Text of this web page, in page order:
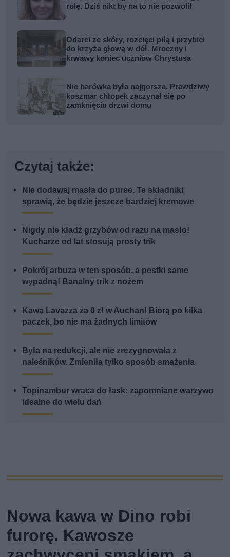
rolę. Dziś nikt by na to nie pozwolił
Odarci ze skóry, rozcięci piłą i przybici
do krzyża głową w dół. Mroczny i
krwawy koniec uczniów Chrystusa
Nie harówka była najgorsza. Prawdziwy
koszmar chłopek zaczynał się po
zamknięciu drzwi domu
Czytaj także:
Nie dodawaj masła do puree. Te składniki
sprawią, że będzie jeszcze bardziej kremowe
Nigdy nie kładź grzybów od razu na masło!
Kucharze od lat stosują prosty trik
Pokrój arbuza w ten sposób, a pestki same
wypadną! Banalny trik z nożem
Kawa Lavazza za 0 zł w Auchan! Biorą po kilka
paczek, bo nie ma żadnych limitów
Była na redukcji, ale nie zrezygnowała z
naleśników. Zmieniła tylko sposób smażenia
Topinambur wraca do łask: zapomniane warzywo
idealne do wielu dań
Nowa kawa w Dino robi
furorę. Kawosze